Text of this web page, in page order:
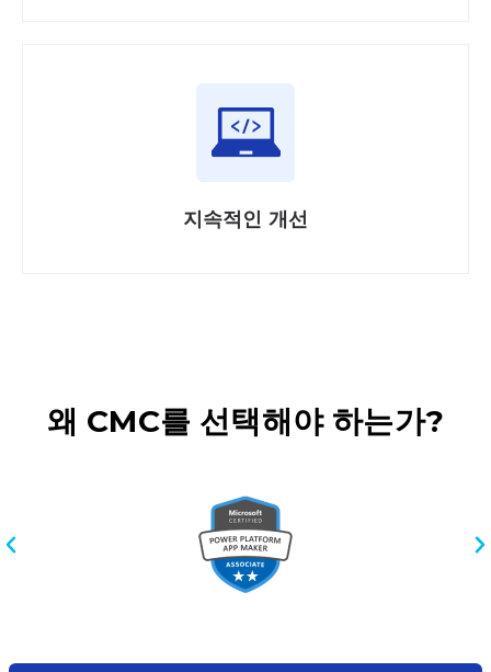
지속적인 개선
왜 CMC를 선택해야 하는가?